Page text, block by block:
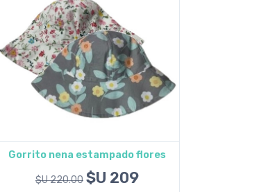
Agregar al carrito
Gorrito nena estampado flores
$U 220.00 $U 209